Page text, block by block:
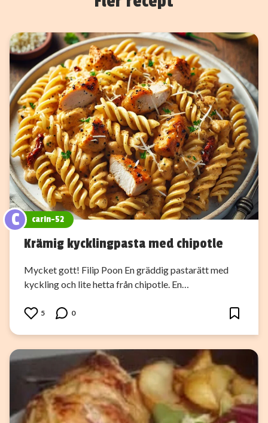
C carin-52
Krämig kycklingpasta med chipotle
Mycket gott! Filip Poon En gräddig pastarätt med
kyckling och lite hetta från chipotle. En…
5 0